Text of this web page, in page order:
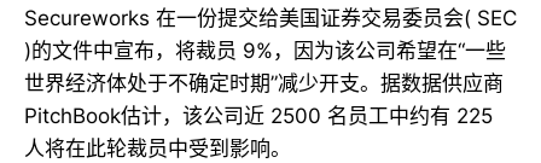
Secureworks 在一份提交给美国证券交易委员会( SEC
)的文件中宣布，将裁员 9%，因为该公司希望在“一些
世界经济体处于不确定时期”减少开支。据数据供应商
PitchBook估计，该公司近 2500 名员工中约有 225
人将在此轮裁员中受到影响。